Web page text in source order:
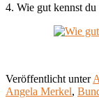
4. Wie gut kennst
Veröffentlicht unter
Angela Merkel,